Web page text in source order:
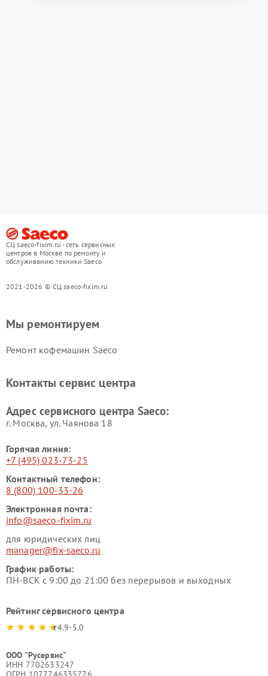
СЦ saeco-fixim.ru - сеть сервисных
центров в Москве по ремонту и
обслуживанию техники Saeco
2021-2026 © СЦ saeco-fixim.ru
Мы ремонтируем
Ремонт кофемашин Saeco
Контакты сервис центра
Адрес сервисного центра Saeco:
г. Москва, ул. Чаянова 18
Горячая линия:
+7 (495) 023-73-25
Контактный телефон:
8 (800) 100-33-26
Электронная почта:
info@saeco-fixim.ru
для юридических лиц
manager@fix-saeco.ru
График работы:
ПН-ВСК с 9:00 до 21:00 без перерывов и выходных
Рейтинг сервисного центра
4.9-5.0
ООО "Русервис"
ИНН 7702633247